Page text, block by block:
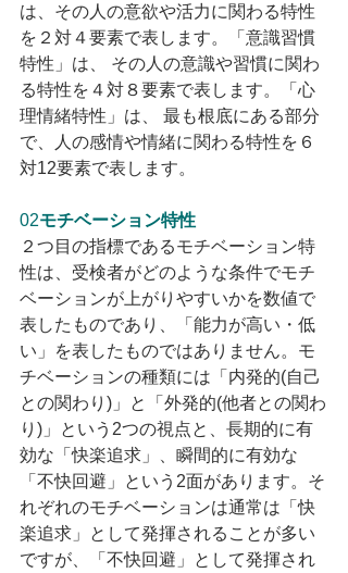
は、その人の意欲や活力に関わる特性
を２対４要素で表します。「意識習慣
特性」は、 その人の意識や習慣に関わ
る特性を４対８要素で表します。「心
理情緒特性」は、 最も根底にある部分
で、人の感情や情緒に関わる特性を６
対12要素で表します。
02モチベーション特性
２つ目の指標であるモチベーション特
性は、受検者がどのような条件でモチ
ベーションが上がりやすいかを数値で
表したものであり、「能力が高い・低
い」を表したものではありません。モ
チベーションの種類には「内発的(自己
との関わり)」と「外発的(他者との関わ
り)」という2つの視点と、⾧期的に有
効な「快楽追求」、瞬間的に有効な
「不快回避」という2面があります。そ
れぞれのモチベーションは通常は「快
楽追求」として発揮されることが多い
ですが、「不快回避」として発揮され